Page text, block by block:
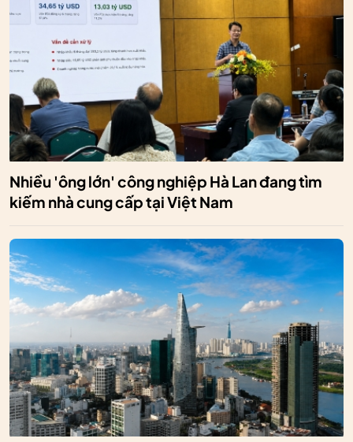
Nhiều 'ông lớn' công nghiệp Hà Lan đang tìm
kiếm nhà cung cấp tại Việt Nam